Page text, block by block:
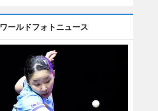
ワールドフォトニュース